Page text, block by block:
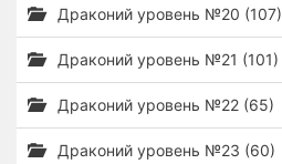
Драконий уровень №20 (107)
Драконий уровень №21 (101)
Драконий уровень №22 (65)
Драконий уровень №23 (60)